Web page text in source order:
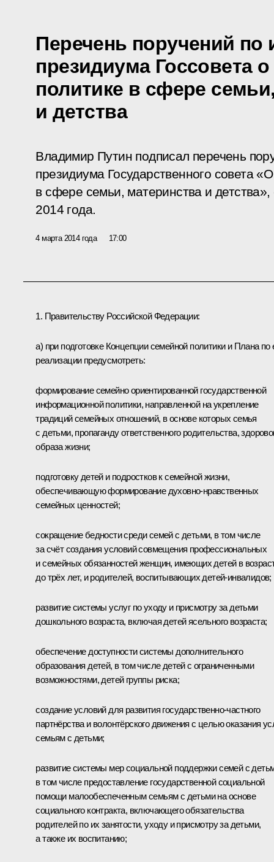
Перечень поручений по
президиума Госсовета
политике в сфере
и детства
Владимир Путин подписал перечень
президиума Государственного совета
в сфере семьи, материнства и
2014 года.
4 марта 2014 года 17:00
1. Правительству Российской Федерации:
а) при подготовке Концепции семейной политики и Плана по
реализации предусмотреть:
формирование семейно ориентированной государственной
информационной политики, направленной на укрепление
традиций семейных отношений, в основе которых семья
с детьми, пропаганду ответственного родительства,
образа жизни;
подготовку детей и подростков к семейной жизни,
обеспечивающую формирование духовно-нравственных
семейных ценностей;
сокращение бедности среди семей с детьми, в том числе
за счёт создания условий совмещения профессиональных
и семейных обязанностей женщин, имеющих детей в
до трёх лет, и родителей, воспитывающих детей-инвалидов;
развитие системы услуг по уходу и присмотру за детьми
дошкольного возраста, включая детей ясельного возраста;
обеспечение доступности системы дополнительного
образования детей, в том числе детей с ограниченными
возможностями, детей группы риска;
создание условий для развития государственно-частного
партнёрства и волонтёрского движения с целью оказания
семьям с детьми;
развитие системы мер социальной поддержки семей с
в том числе предоставление государственной социальной
помощи малообеспеченным семьям с детьми на основе
социального контракта, включающего обязательства
родителей по их занятости, уходу и присмотру за детьми,
а также их воспитанию;